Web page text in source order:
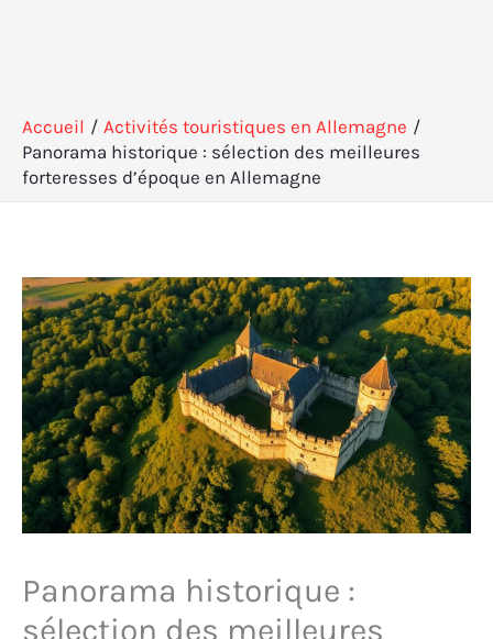
Accueil
Activités touristiques en Allemagne
Panorama historique : sélection des meilleures
forteresses d’époque en Allemagne
Panorama historique :
sélection des meilleures